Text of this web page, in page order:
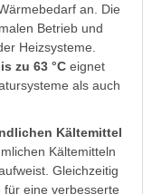
an. Die
Betrieb und
Heizsysteme.
zu 63 °C eignet
als auch
Kältemittel
Kältemitteln
Gleichzeitig
eine verbesserte